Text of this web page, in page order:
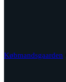
Købmandsgaarden